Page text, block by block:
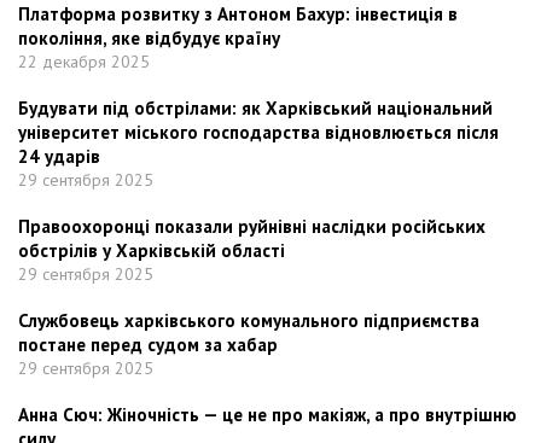
Платформа розвитку з Антоном Бахур: інвестиція в
покоління, яке відбудує країну
22 декабря 2025
Будувати під обстрілами: як Харківський національний
університет міського господарства відновлюється після
24 ударів
29 сентября 2025
Правоохоронці показали руйнівні наслідки російських
обстрілів у Харківській області
29 сентября 2025
Службовець харківського комунального підприємства
постане перед судом за хабар
29 сентября 2025
Анна Сюч: Жіночність — це не про макіяж, а про внутрішню